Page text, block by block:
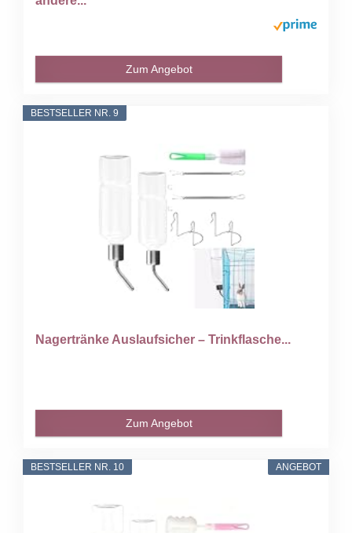
Zum Angebot
BESTSELLER NR. 9
Nagertränke Auslaufsicher – Trinkflasche...
Zum Angebot
ANGEBOT
BESTSELLER NR. 10